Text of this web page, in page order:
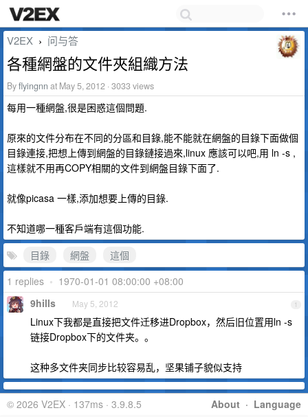
V2EX › 问与答
各種網盤的文件夾組織方法
Byflyingnn at May 5, 2012 · 3033 views
每用一種網盤,很是困惑這個問題.
原來的文件分布在不同的分區和目錄,能不能就在網盤的目錄下面做個
目錄連接,把想上傳到網盤的目錄鏈接過來,linux 應該可以吧,用 ln -s ,
這樣就不用再COPY相關的文件到網盤目錄下面了.
就像picasa 一樣,添加想要上傳的目錄.
不知道哪一種客戶端有這個功能.
目錄
網盤
這個
1 replies • 1970-01-01 08:00:00 +08:00
1
9hills May 5, 2012
Linux下我都是直接把文件迁移进Dropbox，然后旧位置用ln -s
链接Dropbox下的文件夹。。
这种多文件夹同步比较容易乱，坚果铺子貌似支持
About · Language
© 2026 V2EX · 137ms · 3.9.8.5